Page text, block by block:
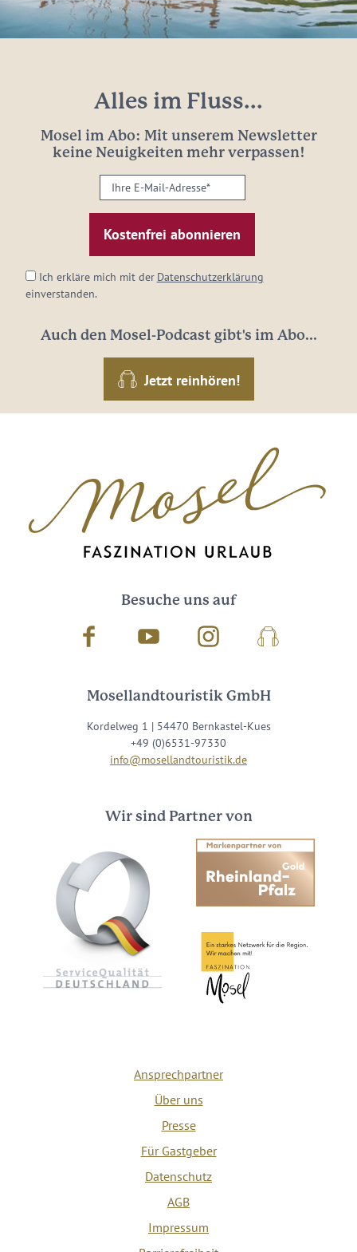
Alles im Fluss...
Mosel im Abo: Mit unserem Newsletter
keine Neuigkeiten mehr verpassen!
Ihre
E-
Mail-
Adresse:
Ich erkläre mich mit der Datenschutzerklärung
einverstanden.
Auch den Mosel-Podcast gibt's im Abo...
Jetzt reinhören!
Besuche uns auf
Facebook Youtube InstagramPodcast
Mosellandtouristik GmbH
Kordelweg 1 | 54470 Bernkastel-Kues
+49 (0)6531-97330
info@mosellandtouristik.de
Wir sind Partner von
Ansprechpartner
Über uns
Presse
Für Gastgeber
Datenschutz
AGB
Impressum